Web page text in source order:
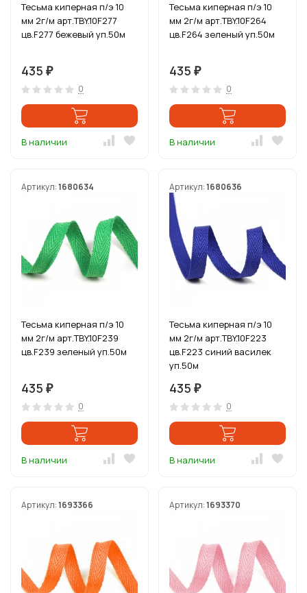
Тесьма киперная п/э 10
мм 2г/м арт.TBY.10F277
цв.F277 бежевый уп.50м
435 ₽
0
В наличии
Тесьма киперная п/э 10
мм 2г/м арт.TBY.10F264
цв.F264 зеленый уп.50м
435 ₽
0
В наличии
Артикул:1680634
Тесьма киперная п/э 10
мм 2г/м арт.TBY.10F239
цв.F239 зеленый уп.50м
435 ₽
0
В наличии
Артикул:1680636
Тесьма киперная п/э 10
мм 2г/м арт.TBY.10F223
цв.F223 синий василек
уп.50м
435 ₽
0
В наличии
Артикул:1693366 Артикул:1693370